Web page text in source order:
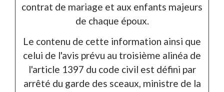
contrat de mariage et aux enfants majeurs
de chaque époux.
Le contenu de cette information ainsi que
celui de l'avis prévu au troisième alinéa de
l'article 1397 du code civil est défini par
arrêté du garde des sceaux, ministre de la